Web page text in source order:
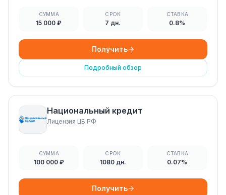
СУММА
15 000 ₽
СРОК
7 дн.
СТАВКА
0.8%
Получить
Подробный обзор
Национальный кредит
Лицензия ЦБ РФ
СУММА
100 000 ₽
СРОК
1080 дн.
СТАВКА
0.07%
Получить